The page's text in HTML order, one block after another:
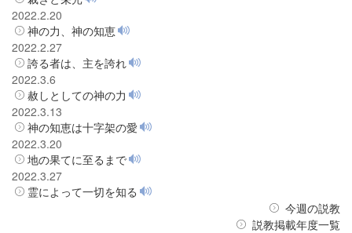
2022.2.20
神の力、神の知恵
2022.2.27
誇る者は、主を誇れ
2022.3.6
赦しとしての神の力
2022.3.13
神の知恵は十字架の愛
2022.3.20
地の果てに至るまで
2022.3.27
霊によって一切を知る
今週の説教
説教掲載年度一覧